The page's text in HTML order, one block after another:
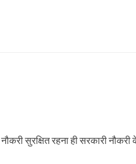
नौकरी सुरक्षित रहना ही सरकारी